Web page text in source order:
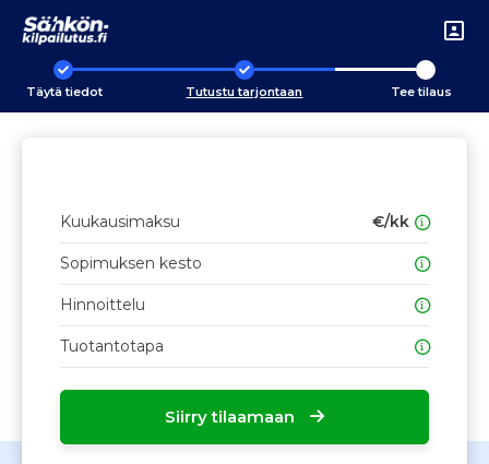
Täytä tiedot Tutustu tarjontaan Tee tilaus
Kuukausimaksu €/kk
Sopimuksen kesto
Hinnoittelu
Tuotantotapa
Siirry tilaamaan